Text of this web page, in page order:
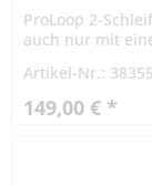
ProLoop 2-
auch nur mit
Artikel-Nr.: 38355
149,00 € *